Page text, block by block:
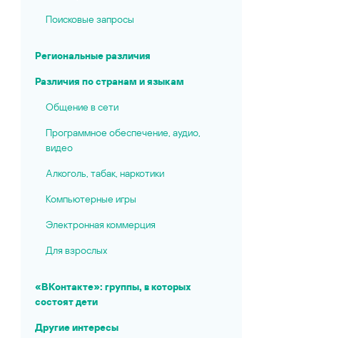
Поисковые запросы
Региональные различия
Различия по странам и языкам
Общение в сети
Программное обеспечение, аудио,
видео
Алкоголь, табак, наркотики
Компьютерные игры
Электронная коммерция
Для взрослых
«ВКонтакте»: группы, в которых
состоят дети
Другие интересы